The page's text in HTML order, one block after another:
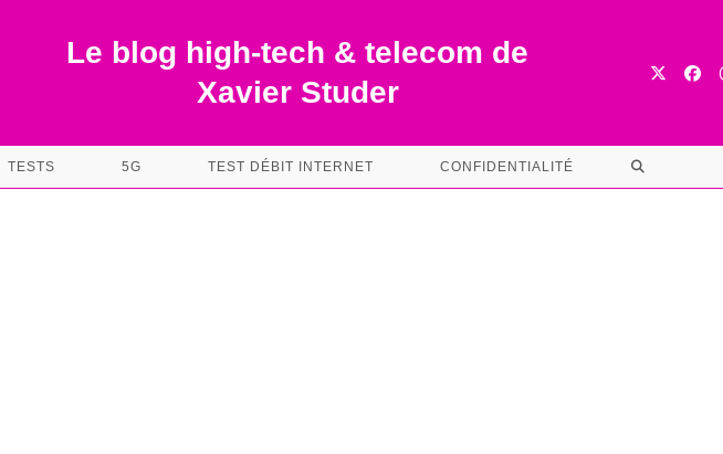
Le blog high-tech & telecom de
Xavier Studer
TESTS 5G TEST DÉBIT INTERNET CONFIDENTIALITÉ TOGGLE